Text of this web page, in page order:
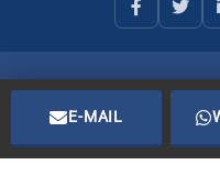
E-MAIL
I.T.A. Solution di E.
Mappa del sito
©